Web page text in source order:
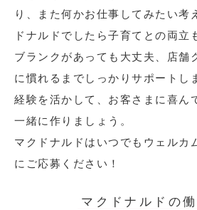
り、また何かお仕事してみたい考
ドナルドでしたら子育てとの両立
ブランクがあっても大丈夫、店舗
に慣れるまでしっかりサポートし
経験を活かして、お客さまに喜ん
一緒に作りましょう。
マクドナルドはいつでもウェルカ
にご応募ください！
マクドナルドの